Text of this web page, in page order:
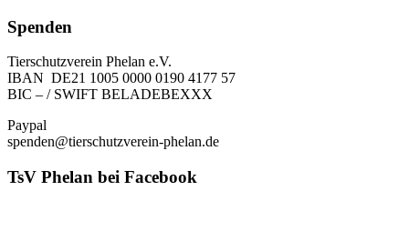
Spenden
Tierschutzverein Phelan e.V.
IBAN DE21 1005 0000 0190 4177 57
BIC – / SWIFT BELADEBEXXX
Paypal
spenden@tierschutzverein-phelan.de
TsV Phelan bei Facebook